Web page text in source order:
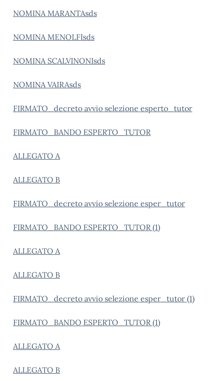
NOMINA MARANTAsds
NOMINA MENOLFIsds
NOMINA SCALVINONIsds
NOMINA VAIRAsds
FIRMATO_decreto avvio selezione esperto_tutor
FIRMATO_BANDO ESPERTO_TUTOR
ALLEGATO A
ALLEGATO B
FIRMATO_decreto avvio selezione esper_tutor
FIRMATO_BANDO ESPERTO_TUTOR (1)
ALLEGATO A
ALLEGATO B
FIRMATO_decreto avvio selezione esper_tutor (1)
FIRMATO_BANDO ESPERTO_TUTOR (1)
ALLEGATO A
ALLEGATO B